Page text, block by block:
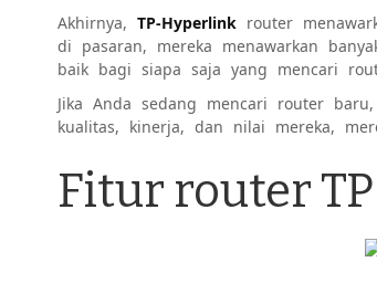
Akhirnya,TP-Hyperlink router
di pasaran, mereka menawarkan
baik bagi siapa saja yang mencari
Jika Anda sedang mencari router
kualitas, kinerja, dan nilai mereka,
Fitur router